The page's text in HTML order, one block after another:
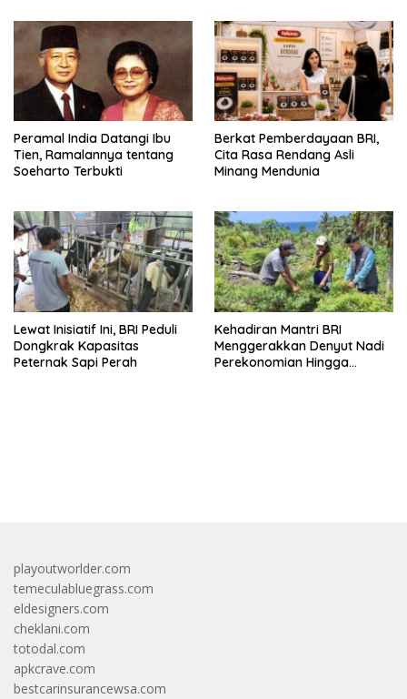
Peramal India Datangi Ibu
Tien, Ramalannya tentang
Soeharto Terbukti
Berkat Pemberdayaan BRI,
Cita Rasa Rendang Asli
Minang Mendunia
Lewat Inisiatif Ini, BRI Peduli
Dongkrak Kapasitas
Peternak Sapi Perah
Kehadiran Mantri BRI
Menggerakkan Denyut Nadi
Perekonomian Hingga
playoutworlder.com
temeculabluegrass.com
eldesigners.com
cheklani.com
totodal.com
apkcrave.com
bestcarinsurancewsa.com